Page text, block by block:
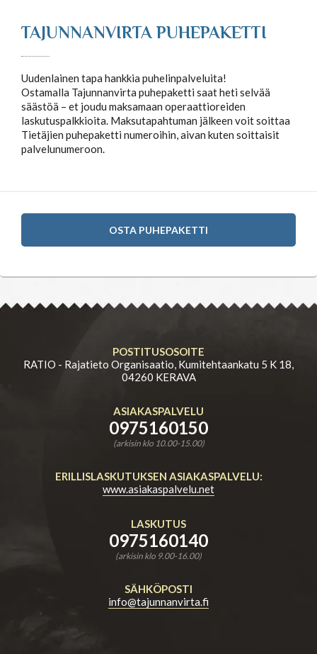
TAJUNNANVIRTA PUHEPAKETTI
Uudenlainen tapa hankkia puhelinpalveluita!
Ostamalla Tajunnanvirta puhepaketti saat heti selvää
säästöä – et joudu maksamaan operaattioreiden
laskutuspalkkioita. Maksutapahtuman jälkeen voit soittaa
Tietäjien puhepaketti numeroihin, aivan kuten soittaisit
palvelunumeroon.
OSTA PUHEPAKETTI
POSTITUSOSOITE
RATIO - Rajatieto Organisaatio, Kumitehtaankatu 5 K 18,
04260 KERAVA
ASIAKASPALVELU
0975160150
(arkisin klo 10.00-15.00)
ERILLISLASKUTUKSEN ASIAKASPALVELU:
www.asiakaspalvelu.net
LASKUTUS
0975160140
(arkisin klo 9.00-16.00)
SÄHKÖPOSTI
info@tajunnanvirta.fi